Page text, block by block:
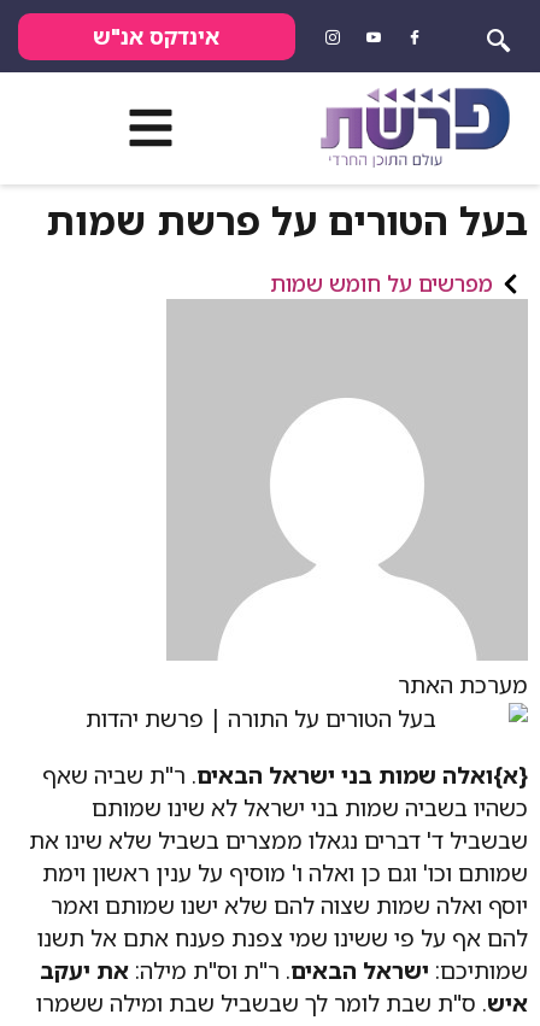
אינדקס אנ"ש
בעל הטורים על פרשת שמות
מפרשים על חומש שמות
מערכת האתר
{א}ואלה שמות בני ישראל הבאים. ר"ת שביה שאף
כשהיו בשביה שמות בני ישראל לא שינו שמותם
שבשביל ד' דברים נגאלו ממצרים בשביל שלא שינו את
שמותם וכו' וגם כן ואלה ו' מוסיף על ענין ראשון וימת
יוסף ואלה שמות שצוה להם שלא ישנו שמותם ואמר
להם אף על פי ששינו שמי צפנת פענח אתם אל תשנו
שמותיכם: ישראל הבאים. ר"ת וס"ת מילה: את יעקב
איש. ס"ת שבת לומר לך שבשביל שבת ומילה ששמרו